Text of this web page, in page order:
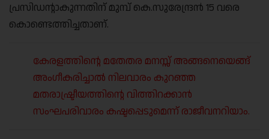
പ്രസിഡന്റാകുന്നതിന് മുമ്പ് കെ.സുരേന്ദ്രൻ 15 വരെ
കൊണ്ടെത്തിച്ചതാണ്.
കേരളത്തിന്റെ മതേതര മനസ്സ് അങ്ങനെയെങ്ങ്
അംഗീകരിച്ചാൽ നിലവാരം കുറഞ്ഞ
മതരാഷ്ട്രീയത്തിന്റെ വിത്തിറക്കാൻ
സംഘപരിവാരം കഷ്ടപ്പെടുമെന്ന് രാജീവനറിയാം.